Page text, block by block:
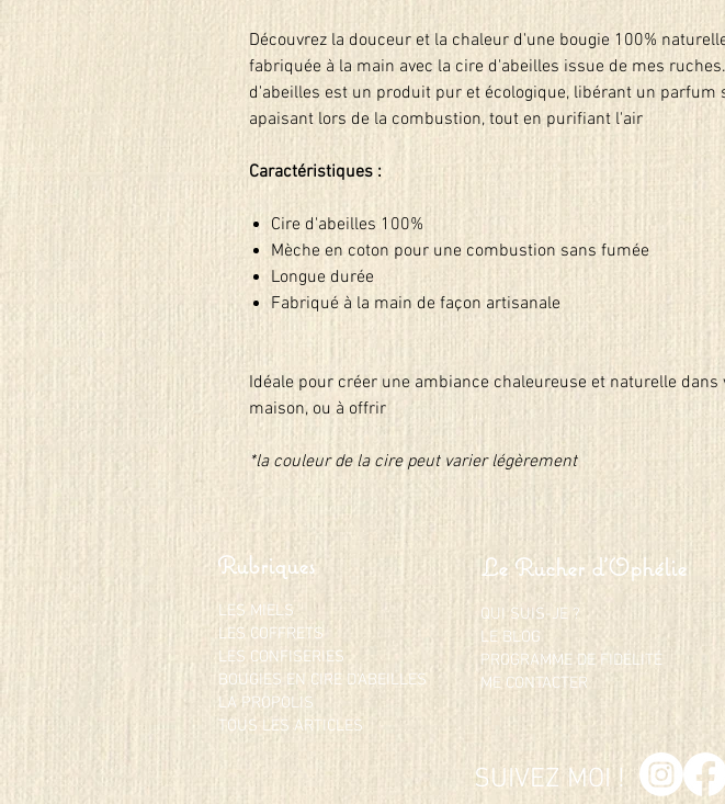
Découvrez la douceur et la chaleur d'une bougie 100%
fabriquée à la main avec la cire d'abeilles issue de mes
d'abeilles est un produit pur et écologique, libérant un parfum
apaisant lors de la combustion, tout en purifiant l'air
Caractéristiques :
Cire d'abeilles 100%
Mèche en coton pour une combustion sans fumée
Longue durée
Fabriqué à la main de façon artisanale
Idéale pour créer une ambiance chaleureuse et naturelle dans
maison, ou à offrir
*la couleur de la cire peut varier légèrement
Rubriques Le Rucher d'Ophélie
LES MIELS
LES COFFRETS
LES CONFISERIES
BOUGIES EN CIRE D'ABEILLES
LA PROPOLIS
TOUS LES ARTICLES
QUI SUIS-JE ?
LE BLOG
PROGRAMME DE FIDÉLITÉ
ME CONTACTER
SUIVEZ MOI !